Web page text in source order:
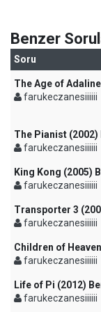
Benzer
Soru
The Age of
farukeczanesiiiiii
The Pianist
farukeczanesiiiiii
King Kong (2005)
farukeczanesiiiiii
Transporter 3
farukeczanesiiiiii
Children of
farukeczanesiiiiii
Life of Pi (2012)
farukeczanesiiiiii